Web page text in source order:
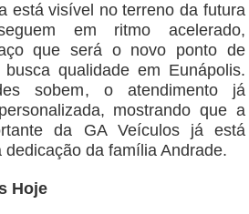
está visível no terreno da futura
em ritmo acelerado,
que será o novo ponto de
qualidade em Eunápolis.
sobem, o atendimento já
mostrando que a
da GA Veículos já está
da família Andrade.
Hoje